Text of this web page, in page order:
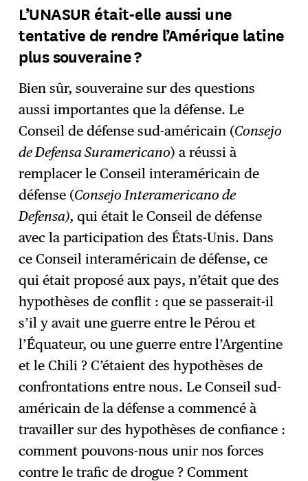
L’UNASUR était-elle aussi une
tentative de rendre l’Amérique latine
plus souveraine ?
Bien sûr, souveraine sur des questions
aussi importantes que la défense. Le
Conseil de défense sud-américain (Consejo
de Defensa Suramericano) a réussi à
remplacer le Conseil interaméricain de
défense (Consejo Interamericano de
Defensa), qui était le Conseil de défense
avec la participation des États-Unis. Dans
ce Conseil interaméricain de défense, ce
qui était proposé aux pays, n’était que des
hypothèses de conflit : que se passerait-il
s’il y avait une guerre entre le Pérou et
l’Équateur, ou une guerre entre l’Argentine
et le Chili ? C’étaient des hypothèses de
confrontations entre nous. Le Conseil sud-
américain de la défense a commencé à
travailler sur des hypothèses de confiance :
comment pouvons-nous unir nos forces
contre le trafic de drogue ? Comment